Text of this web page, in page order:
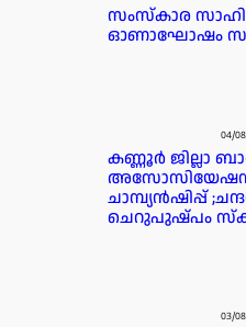
സംസ്കാര
ഓണാഘോഷം
04/
കണ്ണൂർ ജില്ലാ
അസോസിയേഷൻ
ചാമ്പ്യൻഷിപ്പ്
ചെറുപുഷ്പം
03/